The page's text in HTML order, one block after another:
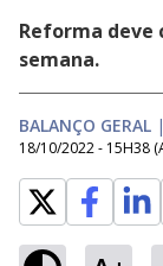
Reforma deve
semana.
BALANÇO GERAL |
18/10/2022 - 15H38